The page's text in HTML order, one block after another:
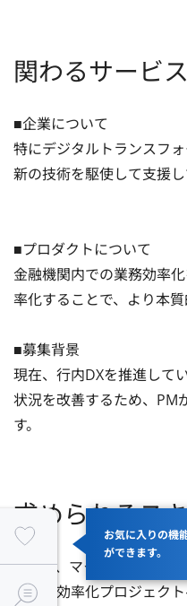
お気に入りの機
ができます。
関わるサービ
■企業について
特にデジタルトランスフ
新の技術を駆使して支援し
■プロダクトについて
金融機関内での業務効率
率化することで、より本
■募集背景
現在、行内DXを推進して
状況を改善するため、PM
す。
求められるス
・VBA、マクロ構築の経験
・業務効率化プロジェク